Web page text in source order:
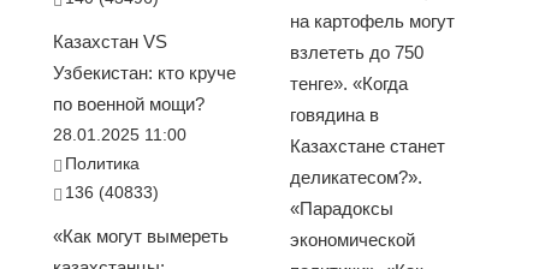
Казахстан VS
Узбекистан: кто круче
по военной мощи?
28.01.2025 11:00
Политика
136 (40833)
«Как могут вымереть
на картофель могут
взлететь до 750
тенге». «Когда
говядина в
Казахстане станет
деликатесом?».
«Парадоксы
экономической